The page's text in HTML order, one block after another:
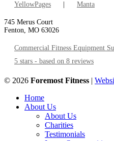
YellowPages Manta
745 Merus Court
Fenton, MO 63026
Commercial Fitness Equipment
5 stars - based on 8 reviews
© 2026 Foremost Fitness |
Home
About Us
About Us
Charities
Testimonials